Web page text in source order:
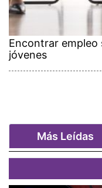
Encontrar empleo
jóvenes
Más Leídas